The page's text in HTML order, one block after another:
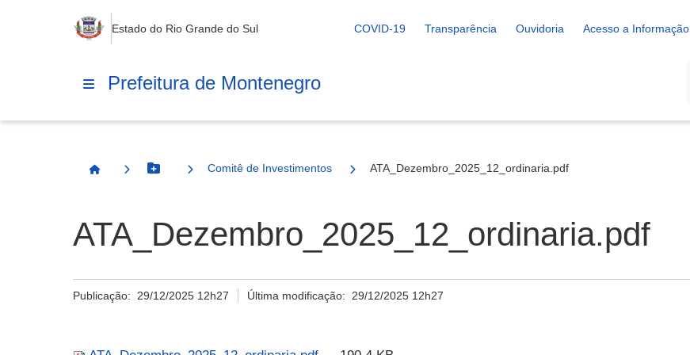
Estado do Rio Grande do Sul COVID-19 Transparência Ouvidoria Acesso a Informação
Prefeitura de Montenegro
Página InicialBotão Menu
Comitê de Investimentos ATA_Dezembro_2025_12_ordinaria.pdf
ATA_Dezembro_2025_12_ordinaria.pdf
Publicação: 29/12/2025 12h27 Última modificação: 29/12/2025 12h27